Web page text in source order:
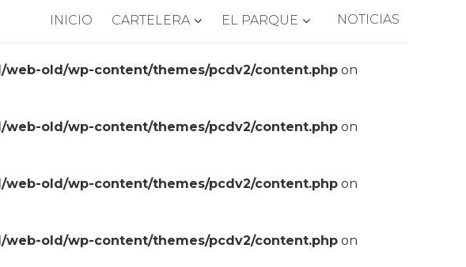
INICIO CARTELERA EL PARQUE NOTICIAS
web-old/wp-content/themes/pcdv2/content.php on
web-old/wp-content/themes/pcdv2/content.php on
web-old/wp-content/themes/pcdv2/content.php on
web-old/wp-content/themes/pcdv2/content.php on